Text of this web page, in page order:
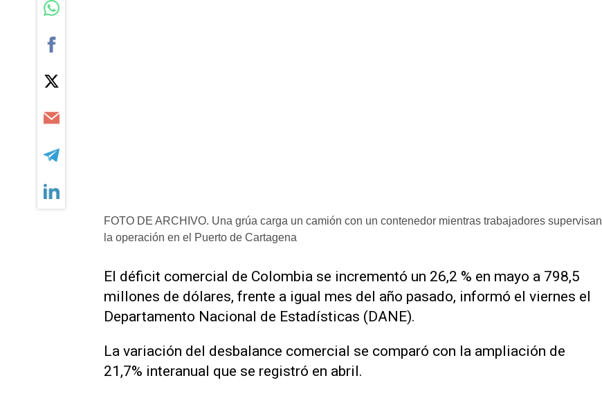
FOTO DE ARCHIVO. Una grúa carga un camión con un contenedor mientras trabajadores supervisan
la operación en el Puerto de Cartagena
El déficit comercial de Colombia se incrementó un 26,2 % en mayo a 798,5
millones de dólares, frente a igual mes del año pasado, informó el viernes el
Departamento Nacional de Estadísticas (DANE).
La variación del desbalance comercial se comparó con la ampliación de
21,7% interanual que se registró en abril.